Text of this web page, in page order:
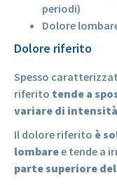
periodi)
Dolore
Dolore riferito
Spesso
riferito tende a
variare di intensità
Il dolore riferito è
lombaree tende a
parte superiore